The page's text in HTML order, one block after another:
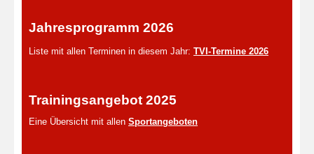
Jahresprogramm 2026
Liste mit allen Terminen in diesem Jahr: TVI-Termine 2026
Trainingsangebot 2025
Eine Übersicht mit allen Sportangeboten